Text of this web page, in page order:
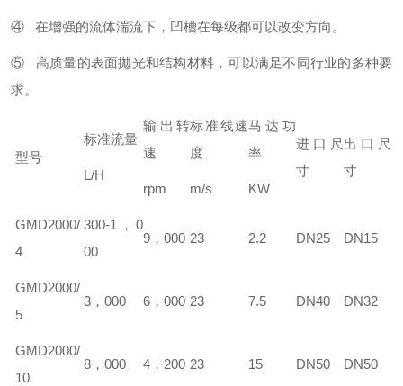
④ 在增强的流体湍流下，凹槽在每级都可以改变方向。
⑤ 高质量的表面抛光和结构材料，可以满足不同行业的多种要
求。
型号
标准流量
L/H
输出转
速
rpm
标准线速
度
m/s
马达功
率
KW
进口尺
寸
出口尺
寸
GMD2000/
4
300-1，0
00
9，000 23 2.2 DN25 DN15
GMD2000/
5
3，000 6，000 23 7.5 DN40 DN32
GMD2000/
10
8，000 4，200 23 15 DN50 DN50